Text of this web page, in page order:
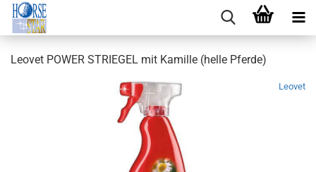
Leovet POWER STRIEGEL mit Kamille (helle Pferde)
Leovet